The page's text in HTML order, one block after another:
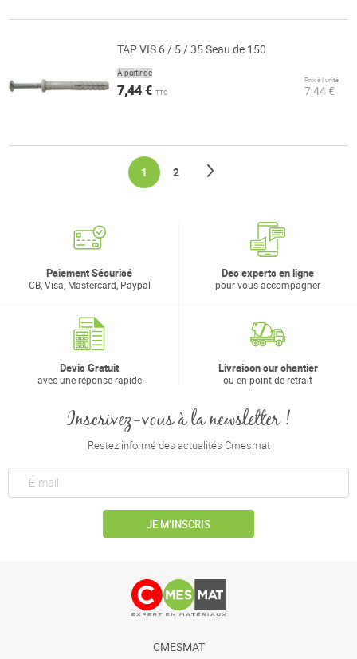
TAP VIS 6 / 5 / 35 Seau de 150
À partir de
7,44 € TTC
Prix à l’unité
7,44 €
You're currently reading page
1 Page
2
Paiement Sécurisé
CB, Visa, Mastercard, Paypal
Des experts en ligne
pour vous accompagner
Devis Gratuit
avec une réponse rapide
Livraison sur chantier
ou en point de retrait
Inscrivez-vous à la newsletter !
Restez informé des actualités Cmesmat
JE M’INSCRIS
CMESMAT